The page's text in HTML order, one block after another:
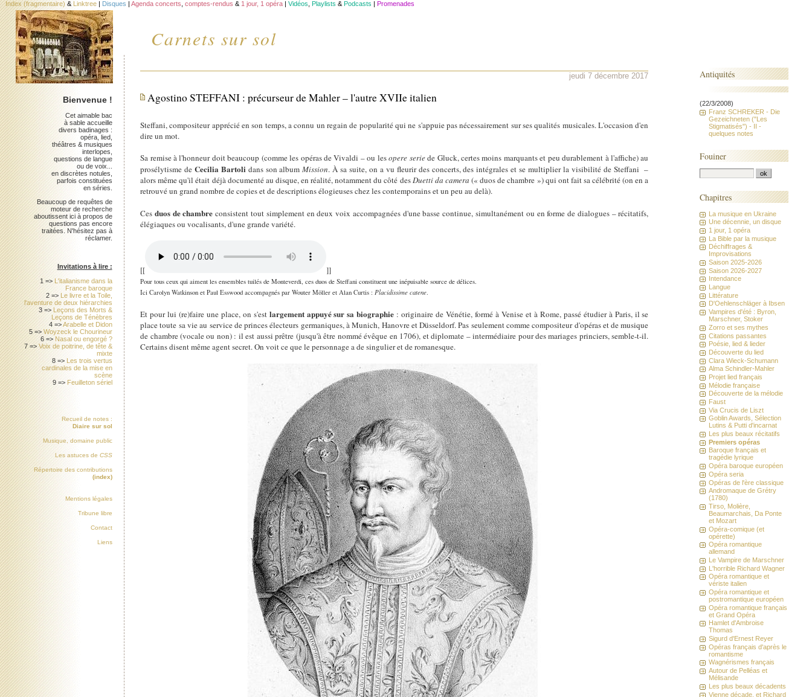
Carnets sur sol
Index (fragmentaire) & Linktree | Disques | Agenda concerts comptes-rendus & 1 jour, 1 opéra | Vidéos Playlists & Podcasts | Promenades
jeudi 7 décembre 2017
Agostino STEFFANI : précurseur de Mahler – l'autre XVIIe italien
Steffani, compositeur apprécié en son temps, a connu un regain de popularité qui ne s'appuie pas nécessairement sur ses qualités musicales. L'occasion d'en
dire un mot.
Sa remise à l'honneur doit beaucoup (comme les opéras de Vivaldi – ou lesopere seriede Gluck, certes moins marquants et peu durablement à l'affiche) au
prosélytisme de Cecilia Bartolidans son albumMission. À sa suite, on a vu fleurir des concerts, des intégrales et se multiplier la visibilité de Steffani –
alors même qu'il était déjà documenté au disque, en réalité, notamment du côté desDuetti da camera (« duos de chambre ») qui ont fait sa célébrité (on en a
retrouvé un grand nombre de copies et de descriptions élogieuses chez les contemporains et un peu au delà).
Ces duos de chambreconsistent tout simplement en deux voix accompagnées d'une basse continue, simultanément ou en forme de dialogues – récitatifs,
élégiaques ou vocalisants, d'une grande variété.
[[ ]]
Pour tous ceux qui aiment les ensembles tuilés de Monteverdi, ces duos de Steffani constituent une inépuisable source de délices.
Ici Carolyn Watkinson et Paul Esswood accompagnés par Wouter Möller et Alan Curtis : Placidissime catene
Et pour lui (re)faire une place, on s'est largement appuyé sur sa biographie : originaire de Vénétie, formé à Venise et à Rome, passé étudier à Paris, il se
place toute sa vie au service de princes électeurs germaniques, à Munich, Hanovre et Düsseldorf. Pas seulement comme compositeur d'opéras et de musique
de chambre (vocale ou non) : il est aussi prêtre (jusqu'à être nommé évêque en 1706), et diplomate – intermédiaire pour des mariages princiers, semble-t-il.
Certains disent même agent secret. On voit ce que le personnage a de singulier et de romanesque.
Bienvenue !
Cet aimable bac
à sable accueille
divers badinages :
opéra, lied,
théâtres & musiques
interlopes,
questions de langue
ou de voix...
en discrètes notules,
parfois constituées
en séries.
Beaucoup de requêtes de
moteur de recherche
aboutissent ici à propos de
questions pas encore
traitées. N'hésitez pas à
réclamer.
Invitations à lire :
1 => L'italianisme dans la
France baroque
2 => Le livre et la Toile,
l'aventure de deux hiérarchies
3 => Leçons des Morts &
Leçons de Ténèbres
4 =>Arabelle et Didon
5 =>Woyzeck le Chourineur
6 => Nasal ou engorgé ?
7 =>Voix de poitrine, de tête &
mixte
8 => Les trois vertus
cardinales de la mise en
scène
9 => Feuilleton sériel
Recueil de notes :
Diaire sur sol
Musique, domaine public
Les astuces de CSS
Répertoire des contributions
(index)
Mentions légales
Tribune libre
Contact
Liens
Antiquités
(22/3/2008)
Franz SCHREKER - Die
Gezeichneten ("Les
Stigmatisés") - II -
quelques notes
Fouiner
Chapitres
La musique en Ukraine
Une décennie, un disque
1 jour, 1 opéra
La Bible par la musique
Déchiffrages &
Improvisations
Saison 2025-2026
Saison 2026-2027
Intendance
Langue
Littérature
D'Oehlenschläger à Ibsen
Vampires d'été : Byron,
Marschner, Stoker
Zorro et ses mythes
Citations passantes
Poésie, lied & lieder
Découverte du lied
Clara Wieck-Schumann
Alma Schindler-Mahler
Projet lied français
Mélodie française
Découverte de la mélodie
Faust
Via Crucis de Liszt
Goblin Awards, Sélection
Lutins & Putti d'incarnat
Les plus beaux récitatifs
Premiers opéras
Baroque français et
tragédie lyrique
Opéra baroque européen
Opéra seria
Opéras de l'ère classique
Andromaque de Grétry
(1780)
Tirso, Molière,
Beaumarchais, Da Ponte
et Mozart
Opéra-comique (et
opérette)
Opéra romantique
allemand
Le Vampire de Marschner
L'horrible Richard Wagner
Opéra romantique et
vériste italien
Opéra romantique et
postromantique européen
Opéra romantique français
et Grand Opéra
Hamlet d'Ambroise
Thomas
Sigurd d'Ernest Reyer
Opéras français d'après le
romantisme
Wagnérismes français
Autour de Pelléas et
Mélisande
Les plus beaux décadents
Vienne décade, et Richard